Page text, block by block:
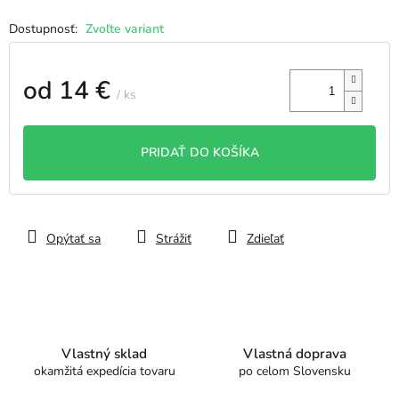
Zvoľte variant
od 14 € / ks
PRIDAŤ DO KOŠÍKA
Opýtať sa Strážiť Zdieľať
Vlastný sklad
okamžitá expedícia tovaru
Vlastná doprava
po celom Slovensku